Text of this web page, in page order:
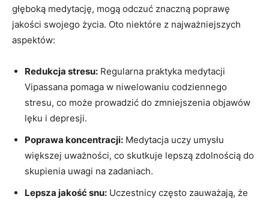
głęboką medytację, mogą odczuć‌ znaczną poprawę
jakości swojego życia. Oto niektóre z najważniejszych
aspektów:
Redukcja stresu: Regularna praktyka medytacji
Vipassana pomaga w niwelowaniu codziennego
stresu, co​ może prowadzić do zmniejszenia objawów
lęku i depresji.
Poprawa ⁣koncentracji: Medytacja uczy umysłu
większej‌ uważności, co skutkuje⁣ lepszą zdolnością do
skupienia uwagi na zadaniach.
Lepsza jakość snu: Uczestnicy⁣ często‍ zauważają, że